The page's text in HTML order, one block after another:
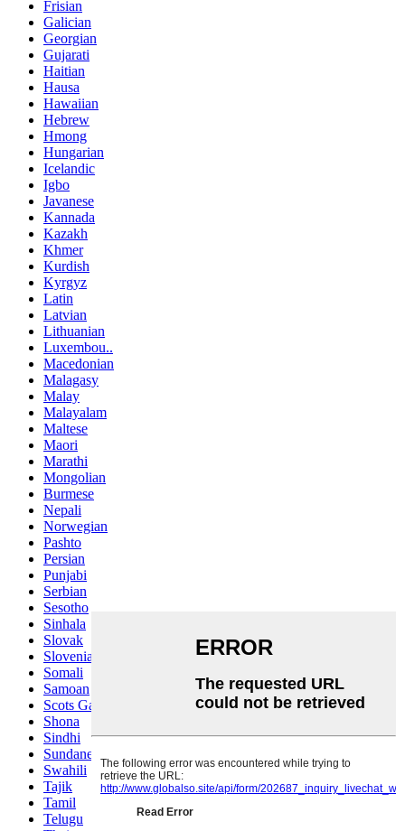
Frisian
Galician
Georgian
Gujarati
Haitian
Hausa
Hawaiian
Hebrew
Hmong
Hungarian
Icelandic
Igbo
Javanese
Kannada
Kazakh
Khmer
Kurdish
Kyrgyz
Latin
Latvian
Lithuanian
Luxembou..
Macedonian
Malagasy
Malay
Malayalam
Maltese
Maori
Marathi
Mongolian
Burmese
Nepali
Norwegian
Pashto
Persian
Punjabi
Serbian
Sesotho
Sinhala
Slovak
Slovenian
Somali
Samoan
Scots Gaelic
Shona
Sindhi
Sundanese
Swahili
Tajik
Tamil
Telugu